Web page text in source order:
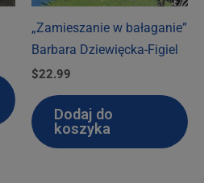
„Zamieszanie w bałaganie”
Barbara Dziewięcka-Figiel
$22.99
Dodaj do
koszyka